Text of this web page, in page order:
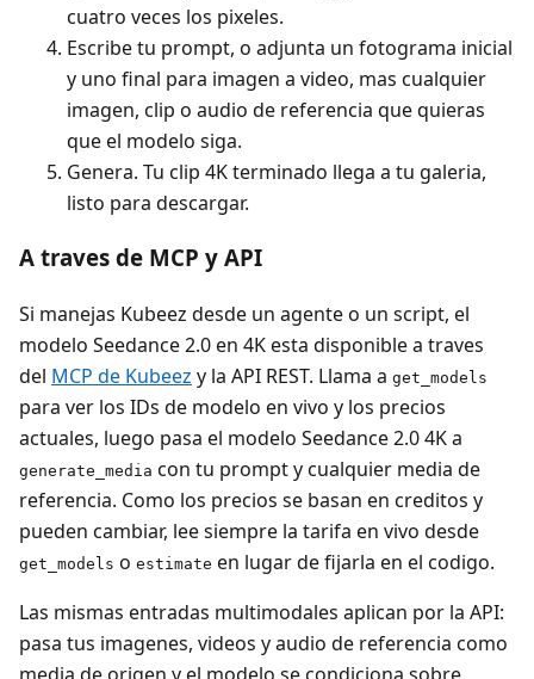
cuatro veces los pixeles.
Escribe tu prompt, o adjunta un fotograma inicial
y uno final para imagen a video, mas cualquier
imagen, clip o audio de referencia que quieras
que el modelo siga.
Genera. Tu clip 4K terminado llega a tu galeria,
listo para descargar.
A traves de MCP y API
Si manejas Kubeez desde un agente o un script, el
modelo Seedance 2.0 en 4K esta disponible a traves
del MCP de Kubeez y la API REST. Llama a get_models
para ver los IDs de modelo en vivo y los precios
actuales, luego pasa el modelo Seedance 2.0 4K a
generate_media con tu prompt y cualquier media de
referencia. Como los precios se basan en creditos y
pueden cambiar, lee siempre la tarifa en vivo desde
get_models o estimate en lugar de fijarla en el codigo.
Las mismas entradas multimodales aplican por la API:
pasa tus imagenes, videos y audio de referencia como